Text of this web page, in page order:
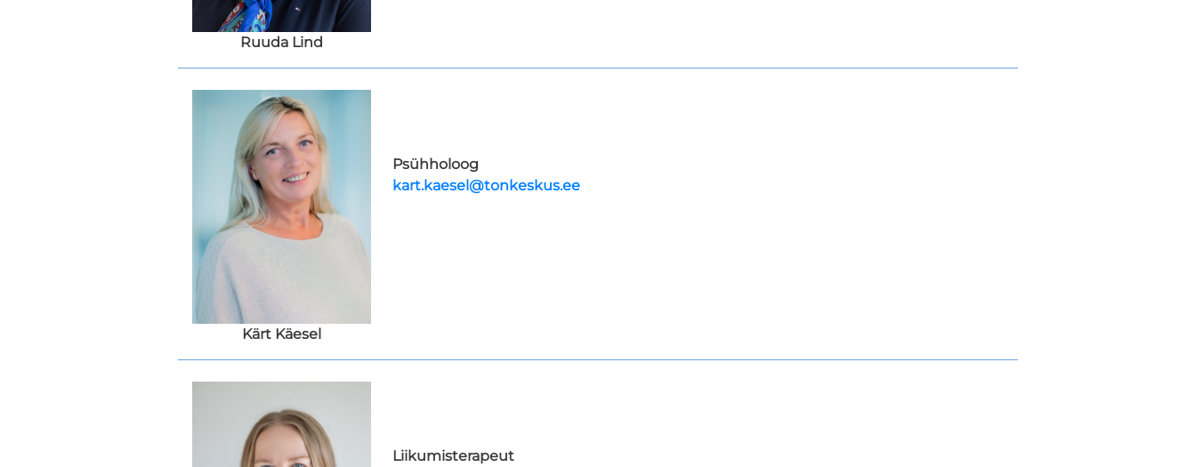
Ruuda Lind
Kärt Käesel
Psühholoog
kart.kaesel@tonkeskus.ee
Liikumisterapeut